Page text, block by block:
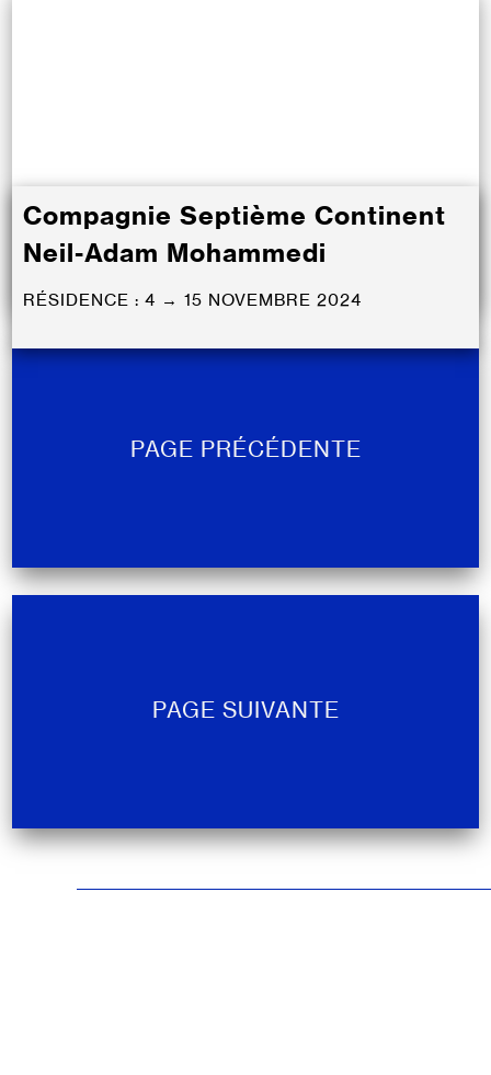
Compagnie Septième Continent
Neil-Adam Mohammedi
RÉSIDENCE : 4 → 15 NOVEMBRE 2024
PAGE PRÉCÉDENTE
PAGE SUIVANTE